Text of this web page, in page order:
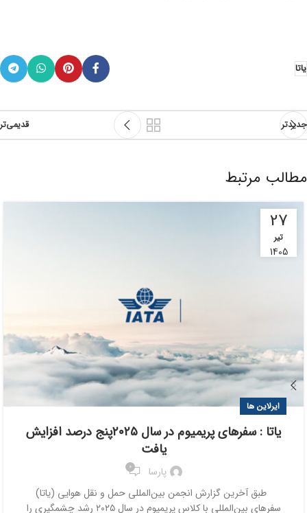
یاتا
جدیدتر قدیمی‌تر
مطالب مرتبط
27
تیر
1405
ایرلاین ها
یاتا : سفرهای پریمیوم در سال ۲۰۲۵پنج درصد افزایش
یافت
پارسا 0
طبق آخرین گزارش انجمن بین‌المللی حمل و نقل هوایی (یاتا)
سفرهای بین‌المللی با کلاس پریمیوم در سال ۲۰۲۵ رشد چشمگیری را